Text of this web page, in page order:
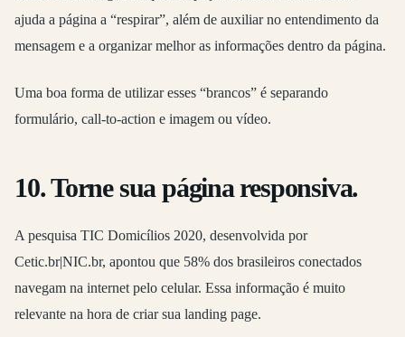
ajuda a página a “respirar”, além de auxiliar no entendimento da
mensagem e a organizar melhor as informações dentro da página.
Uma boa forma de utilizar esses “brancos” é separando
formulário, call-to-action e imagem ou vídeo.
10. Torne sua página responsiva.
A pesquisa TIC Domicílios 2020, desenvolvida por
Cetic.br|NIC.br, apontou que 58% dos brasileiros conectados
navegam na internet pelo celular. Essa informação é muito
relevante na hora de criar sua landing page.